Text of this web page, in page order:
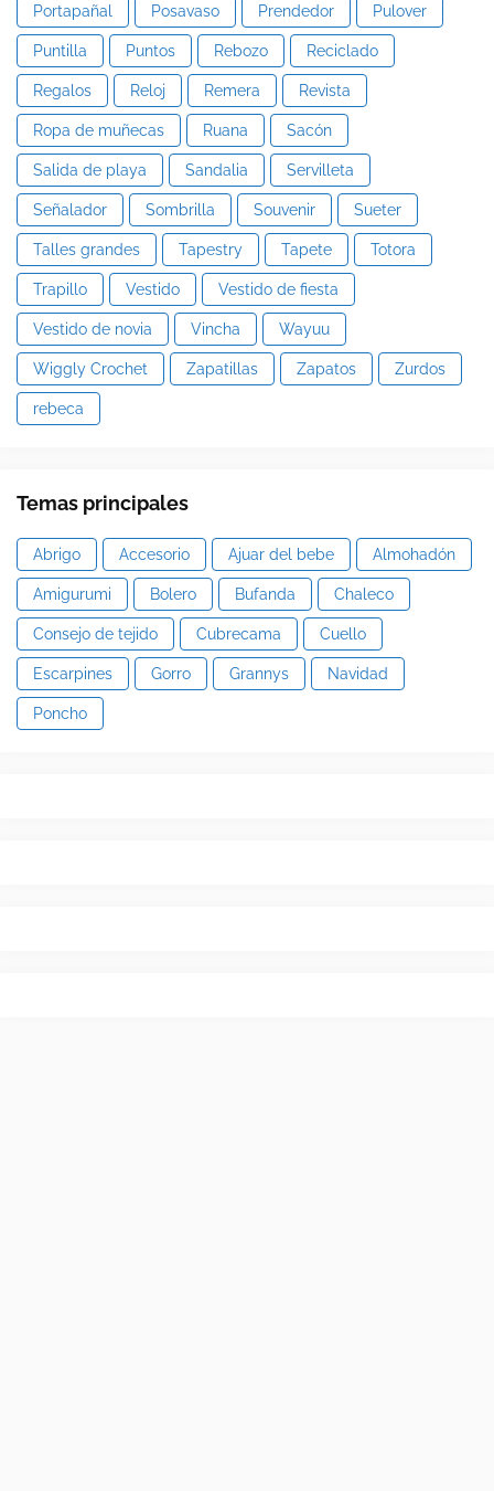
Portapañal Posavaso Prendedor Pulover
Puntilla Puntos Rebozo Reciclado
Regalos Reloj Remera Revista
Ropa de muñecas Ruana Sacón
Salida de playa Sandalia Servilleta
Señalador Sombrilla Souvenir Sueter
Talles grandes Tapestry Tapete Totora
Trapillo Vestido Vestido de fiesta
Vestido de novia Vincha Wayuu
Wiggly Crochet Zapatillas Zapatos Zurdos
rebeca
Temas principales
Abrigo Accesorio Ajuar del bebe Almohadón
Amigurumi Bolero Bufanda Chaleco
Consejo de tejido Cubrecama Cuello
Escarpines Gorro Grannys Navidad
Poncho